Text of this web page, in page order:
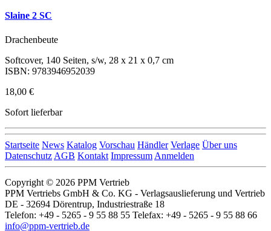
Slaine 2 SC
Drachenbeute
Softcover, 140 Seiten, s/w, 28 x 21 x 0,7 cm
ISBN: 9783946952039
18,00 €
Sofort lieferbar
Startseite News Katalog Vorschau Händler Verlage Über uns
Datenschutz AGB Kontakt Impressum Anmelden
Copyright © 2026 PPM Vertrieb
PPM Vertriebs GmbH & Co. KG - Verlagsauslieferung und Vertrieb
DE - 32694 Dörentrup, Industriestraße 18
Telefon: +49 - 5265 - 9 55 88 55 Telefax: +49 - 5265 - 9 55 88 66
info@ppm-vertrieb.de